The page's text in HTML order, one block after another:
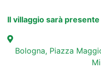
Il villaggio sarà presente
Bologna, Piazza